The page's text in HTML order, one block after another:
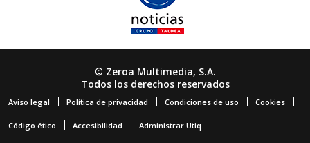
© Zeroa Multimedia, S.A.
Todos los derechos reservados
Aviso legal Política de privacidad Condiciones de uso Cookies
Código ético Accesibilidad Administrar Utiq